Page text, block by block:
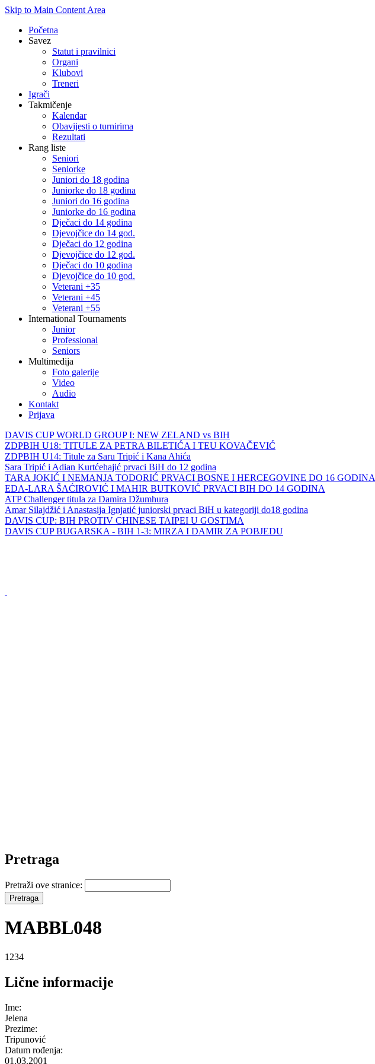
Skip to Main Content Area
Početna
Savez
Statut i pravilnici
Organi
Klubovi
Treneri
Igrači
Takmičenje
Kalendar
Obavijesti o turnirima
Rezultati
Rang liste
Seniori
Seniorke
Juniori do 18 godina
Juniorke do 18 godina
Juniori do 16 godina
Juniorke do 16 godina
Dječaci do 14 godina
Djevojčice do 14 god.
Dječaci do 12 godina
Djevojčice do 12 god.
Dječaci do 10 godina
Djevojčice do 10 god.
Veterani +35
Veterani +45
Veterani +55
International Tournaments
Junior
Professional
Seniors
Multimedija
Foto galerije
Video
Audio
Kontakt
Prijava
DAVIS CUP WORLD GROUP I: NEW ZELAND vs BIH
ZDPBIH U18: TITULE ZA PETRA BILETIĆA I TEU KOVAČEVIĆ
ZDPBIH U14: Titule za Saru Tripić i Kana Ahića
Sara Tripić i Adian Kurtćehajić prvaci BiH do 12 godina
TARA JOKIĆ I NEMANJA TODORIĆ PRVACI BOSNE I HERCEGOVINE DO 16 GODINA
EDA-LARA ŠAĆIROVIĆ I MAHIR BUTKOVIĆ PRVACI BIH DO 14 GODINA
ATP Challenger titula za Damira Džumhura
Amar Silajdžić i Anastasija Ignjatić juniorski prvaci BiH u kategoriji do18 godina
DAVIS CUP: BIH PROTIV CHINESE TAIPEI U GOSTIMA
DAVIS CUP BUGARSKA - BIH 1-3: MIRZA I DAMIR ZA POBJEDU
Pretraga
Pretraži ove stranice:
MABBL048
1234
Lične informacije
Ime:
Jelena
Prezime:
Tripunović
Datum rođenja:
01.03.2001